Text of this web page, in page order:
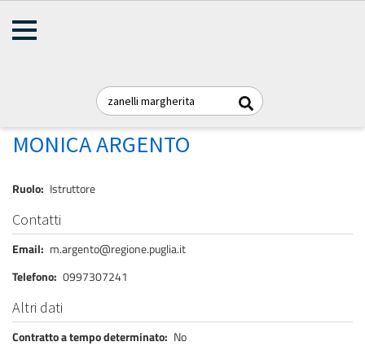
Briciole
Home
ARGENTO MONICA
MONICA ARGENTO
Ruolo Istruttore
Contatti
Email
m.argento@regione.puglia.it
Telefono 0997307241
Altri dati
Contratto a tempo determinato No